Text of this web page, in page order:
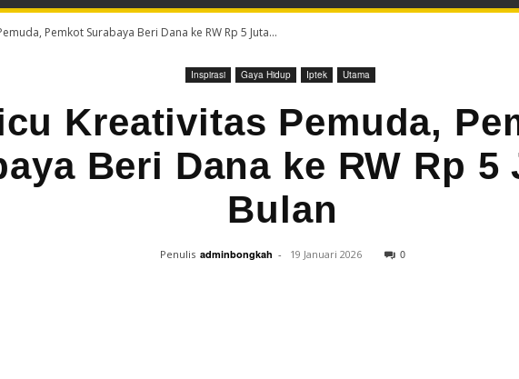
Pemkot Surabaya Beri Dana ke RW Rp 5 Juta...
Inspirasi Gaya Hidup Iptek Utama
Kreativitas Pemuda,
Beri Dana ke RW Rp 5
Bulan
Penulis adminbongkah - 19 Januari 2026 0